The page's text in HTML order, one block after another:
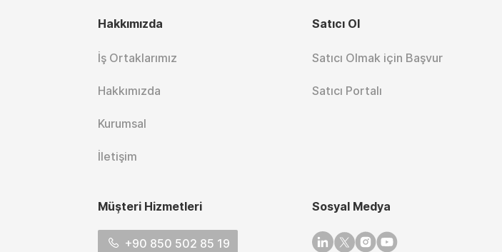
Hakkımızda
İş Ortaklarımız
Hakkımızda
Kurumsal
İletişim
Satıcı Ol
Satıcı Olmak için Başvur
Satıcı Portalı
Müşteri Hizmetleri
+90 850 502 85 19
Sosyal Medya
Linkedin
TwitterInstagram
Youtube